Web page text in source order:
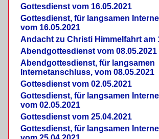
Gottesdienst vom 16.05.2021
Gottesdienst, für langsamen
vom 16.05.2021
Andacht zu Christi Himmelfahrt am
Abendgottesdienst vom 08.05.2021
Abendgottesdienst, für langsamen
Internetanschluss, vom 08.05.2021
Gottesdienst vom 02.05.2021
Gottesdienst, für langsamen
vom 02.05.2021
Gottesdienst vom 25.04.2021
Gottesdienst, für langsamen